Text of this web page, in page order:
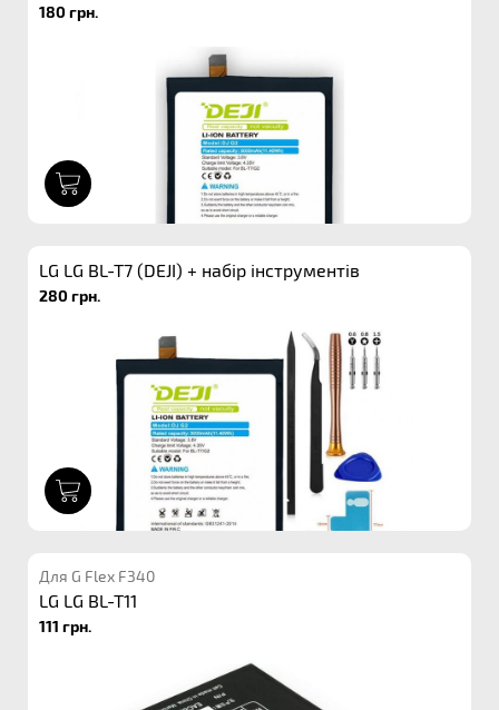
180 грн.
LG LG BL-T7 (DEJI) + набір інструментів
280 грн.
Для G Flex F340
LG LG BL-T11
111 грн.